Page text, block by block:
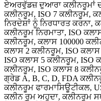
ਏਅਰਵੁੱਡਜ਼ ਦੁਆਰਾ ਕਲੀਨਰੂਮਾਂ
ਕਲੀਨਰੂਮ, ISO 7 ਕਲੀਨਰੂਮ,
ਨਿਰਦੇਸ਼ਾਂ ਨੂੰ ਨਿਰਧਾਰਤ ਕਰਨਾ,
ਕਲੀਨਰੂਮ ਨਿਰਮਾਤਾ, ISO
ਕਲੀਨਰੂਮ, ਕਲਾਸ 100000
ਕਲਾਸ 2 ਕਲੀਨਰੂਮ, ISO
ISO ਕਲਾਸ 5 ਕਲੀਨਰੂਮ, ISO
ਕਲੀਨਰੂਮ, ISO ਕਲਾਸ 8
ਗ੍ਰੇਡ A, B, C, D, FDA
ਕਲੀਨਰੂਮ ਫਾਰਮਾਸਿਊਟੀਕਲ,
ਕਲੀਨ ਰੂਮ ਅਹੁਦਾ, ਕਲੀਨਰੂਮ